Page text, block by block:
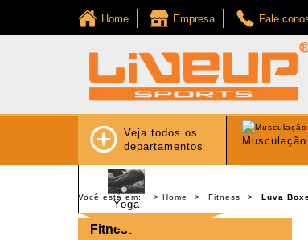
Home Empresa Fale
Veja todos os
departamentos
Musculação
Yoga
Você está em: Home Fitness Luva
Fitness